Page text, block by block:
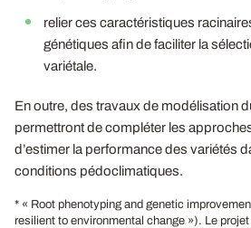
relier ces caractéristiques
génétiques afin de faciliter la
variétale.
En outre, des travaux de modélisation
permettront de compléter les
d’estimer la performance des variétés
conditions pédoclimatiques.
* « Root phenotyping and genetic
resilient to environmental change »). Le